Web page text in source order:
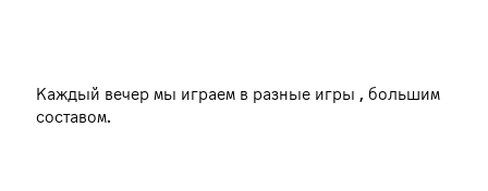
Каждый вечер мы играем в разные игры , большим
составом.